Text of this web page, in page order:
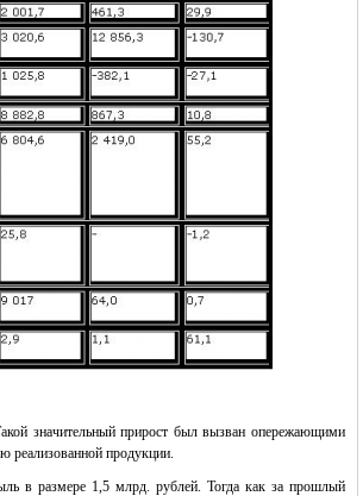
значительный прирост был вызван опережающими
реализованной продукции.
в размере 1,5 млрд. рублей. Тогда как за прошлый